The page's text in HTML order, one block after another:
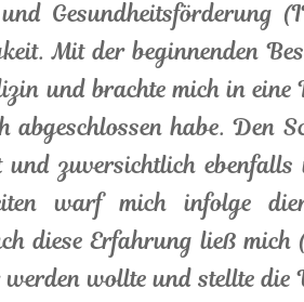
Gesundheitsförderung
Mit der beginnenden
und brachte mich in
habe. Den
zuversichtlich
warf mich infolge
diese Erfahrung ließ
wollte und stellte die